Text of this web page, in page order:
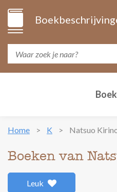
Home K Natsuo
Boeken van
Leuk